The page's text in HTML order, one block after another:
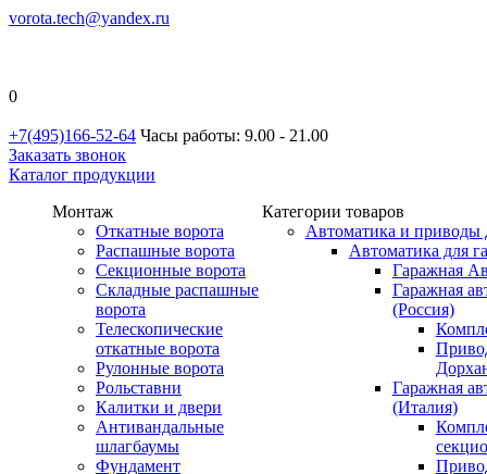
vorota.tech@yandex.ru
0
+7(495)166-52-64 Часы работы: 9.00 - 21.00
Заказать звонок
Каталог продукции
Монтаж
Откатные ворота
Распашные ворота
Секционные ворота
Складные распашные
ворота
Телескопические
откатные ворота
Рулонные ворота
Рольставни
Калитки и двери
Антивандальные
шлагбаумы
Фундамент
Категории товаров
Автоматика и приводы
Автоматика для
Гаражная
Гаражная
(Россия)
Гаражная
(Италия)